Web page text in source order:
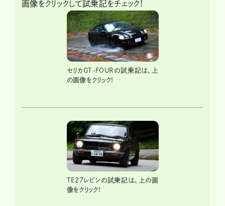
画像をクリックして試乗記をチェック!
セリカGT-FOURの試乗記は、上
の画像をクリック!
TE27レビンの試乗記は、上の画
像をクリック!